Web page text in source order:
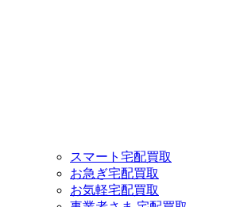
スマート宅配買取
お急ぎ宅配買取
お気軽宅配買取